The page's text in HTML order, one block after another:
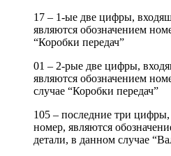
17 – 1-ые две цифры,
являются обозначением
“Коробки передач”
01 – 2-рые две цифры,
являются обозначением
случае “Коробки передач”
105 – последние три
номер, являются
детали, в данном случае